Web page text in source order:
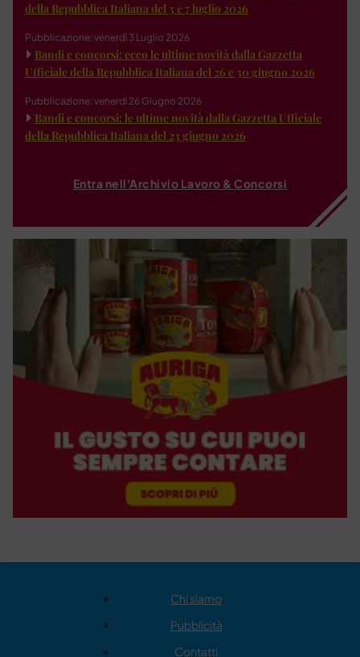
della Repubblica Italiana del 3 e 7 luglio 2026
Pubblicazione: venerdì 3 Luglio 2026
Bandi e concorsi: ecco le ultime novità dalla Gazzetta
Ufficiale della Repubblica Italiana del 26 e 30 giugno 2026
Pubblicazione: venerdì 26 Giugno 2026
Bandi e concorsi: le ultime novità dalla Gazzetta Ufficiale
della Repubblica Italiana del 23 giugno 2026
Entra nell'Archivio Lavoro & Concorsi
Chi siamo
Pubblicità
Contatti